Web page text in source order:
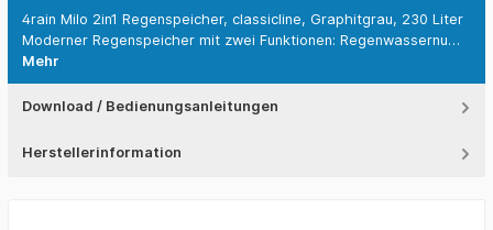
4rain Milo 2in1 Regenspeicher, classicline, Graphitgrau, 230 Liter
Moderner Regenspeicher mit zwei Funktionen: Regenwassernu…
Mehr
Download / Bedienungsanleitungen
Herstellerinformation